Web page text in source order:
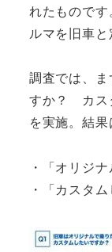
れたもので
ルマを旧車と
調査では、
すか？ カス
を実施。結果
・「オリジ
・「カスタ